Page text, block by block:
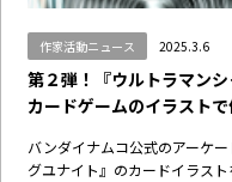
作家活動ニュース 2025.3.6
第２弾！『ウルトラマン
カードゲームのイラスト
バンダイナムコ公式のアーケ
グユナイト』のカードイラスト